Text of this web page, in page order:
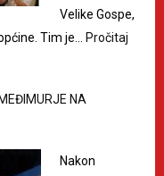
Velike Gospe,
Tim je… Pročitaj
NA
Nakon